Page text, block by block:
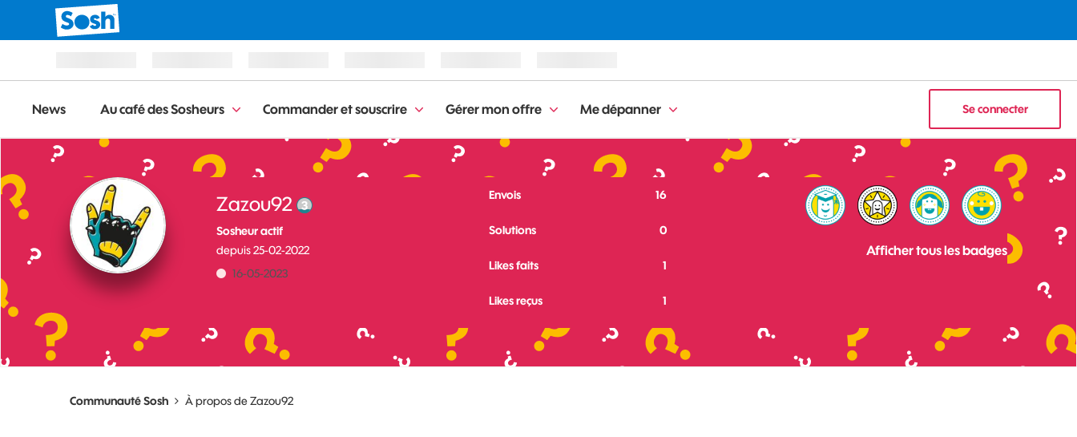
News Au café des Sosheurs Commander et souscrire Gérer mon offre Me dépanner Se connecter
Zazou92
Sosheur actif
depuis‎25-02-2022
‎16-05-2023
16
Envois
0
Solutions
1
Likes faits
1
Likes reçus
Afficher tous les badges
Communauté Sosh À propos de Zazou92